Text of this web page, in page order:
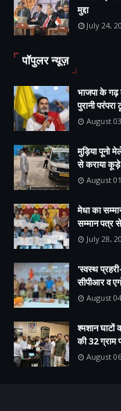
मुद्दा
July 24,
पॉपुलर न्यूज़
भाजपा के गढ़
पुरानी परंपरा
August
मुड़िया पूनो
से कराया कूड़े
August
मेधा का
सम्मान पत्र
July 28,
'स्वस्थ
सीपीआर व
August
श्मशान घाटों
की 32 ग्राम
August